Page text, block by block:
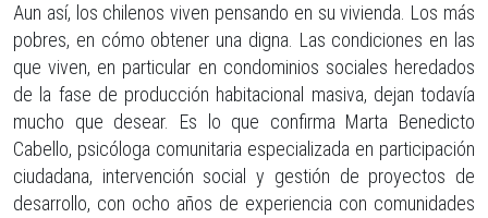
Aun así, los chilenos viven pensando en su vivienda. Los más
pobres, en cómo obtener una digna. Las condiciones en las
que viven, en particular en condominios sociales heredados
de la fase de producción habitacional masiva, dejan todavía
mucho que desear. Es lo que confirma Marta Benedicto
Cabello, psicóloga comunitaria especializada en participación
ciudadana, intervención social y gestión de proyectos de
desarrollo, con ocho años de experiencia con comunidades